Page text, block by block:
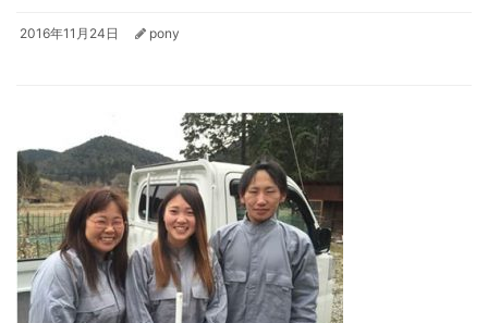
2016年11月24日 pony